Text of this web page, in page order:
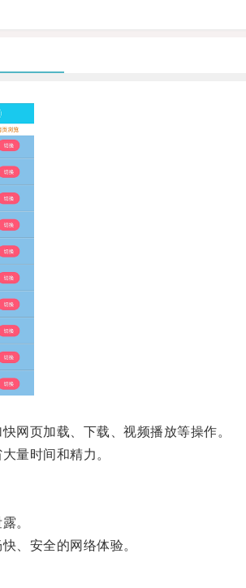
页加载、下载、视频播放等操作。
量时间和精力。
。
、安全的网络体验。